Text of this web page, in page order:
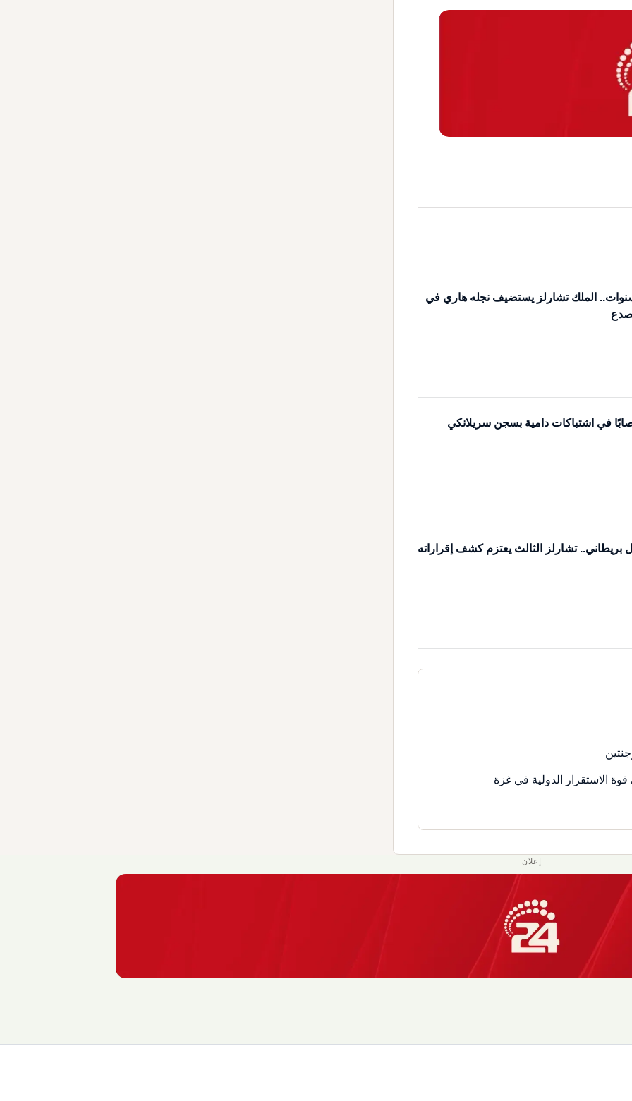
الملك تشارلز يستضيف نجله هاري في
بريطاني.. تشارلز الثالث يعتزم كشف إقراراته
الاستقرار الدولية في غزة
إعلان